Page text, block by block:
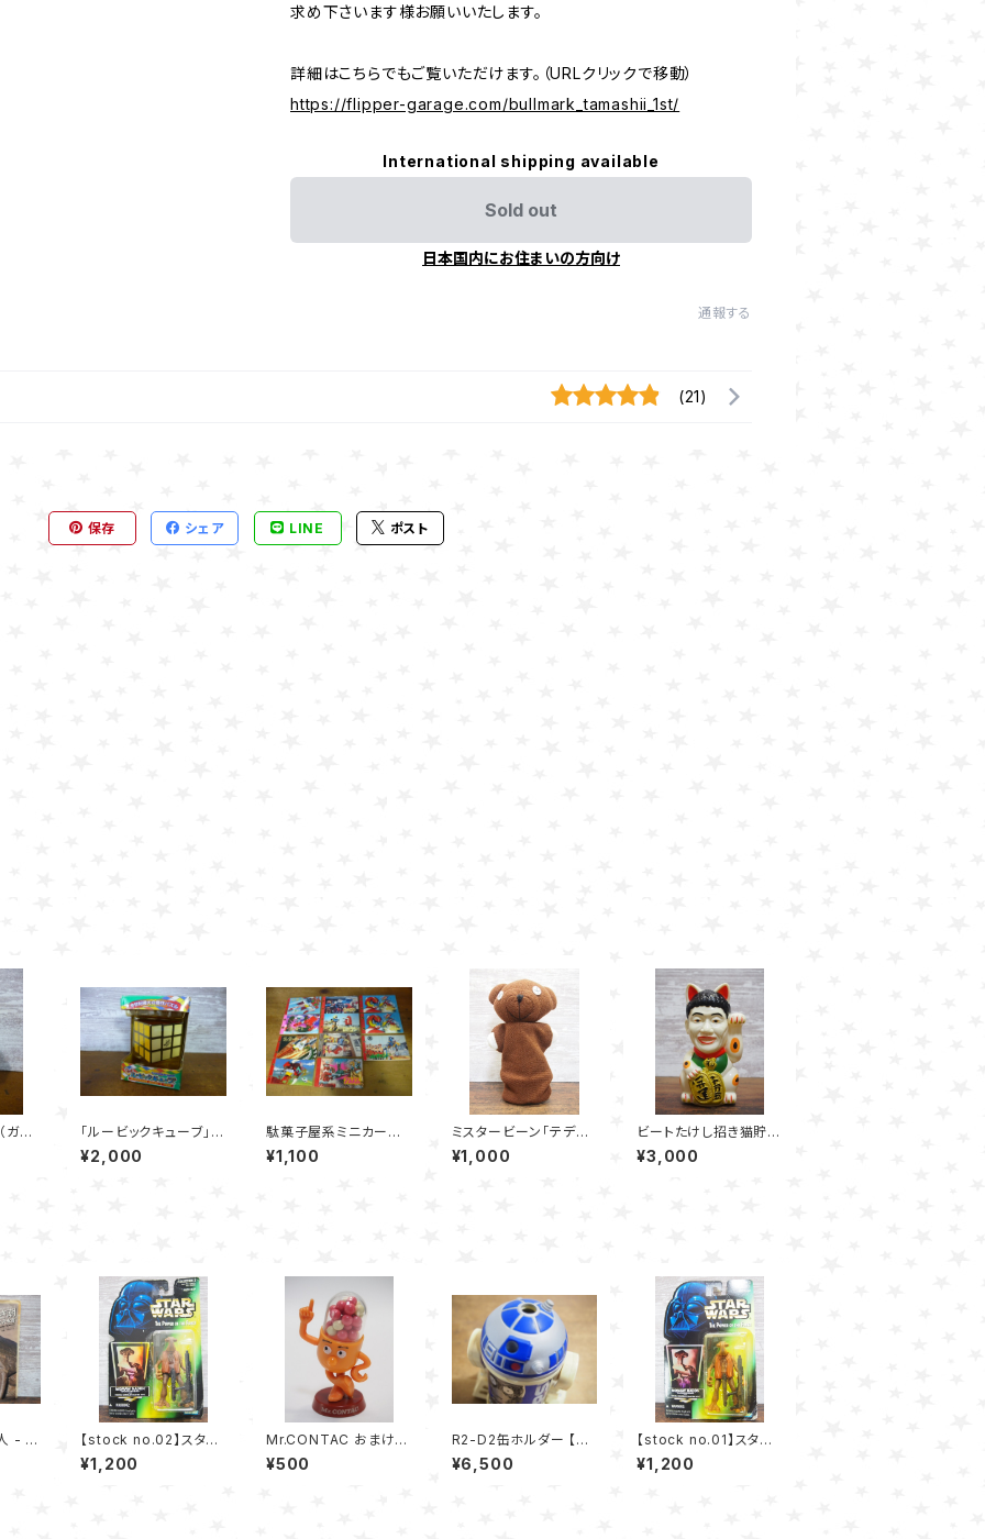
求め下さいます様お願いいたします。
詳細はこちらでもご覧いただけます。（URLクリックで移動）
https://flipper-garage.com/bullmark_tamashii_1st/
International shipping available
Sold out
日本国内にお住まいの方向け
通報する
(21)
保存 シェア LINE ポスト
ガシ
「ルービックキューブ」ツ
クダオリジナル
¥2,000
駄菓子屋系ミニカード
アルバム 全11冊セット
¥1,100
ミスタービーン「テディ」
ハンドパペット
¥1,000
ビートたけし招き猫貯金
箱
¥3,000
- 矢
【stock no.02】スタ
ー・ウォーズ モモー・ネ
イドン フィギュア Kenn
¥1,200
Mr.CONTAC おまけフ
ィギュア
¥500
R2-D2缶ホルダー 【PE
PSI・STAR WARSキャ
ンペーン 第2弾】
¥6,500
【stock no.01】スター・
ウォーズ モモー・ネイド
ン フィギュア Kenner 1
¥1,200